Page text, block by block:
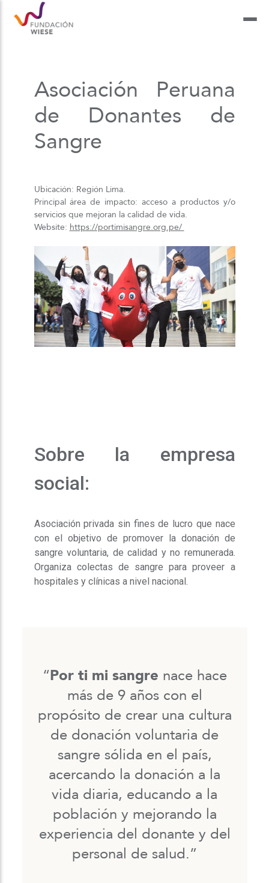
Asociación Peruana
de Donantes de
Sangre
Ubicación: Región Lima.
Principal área de impacto: acceso a productos y/o
servicios que mejoran la calidad de vida.
Website: https://portimisangre.org.pe/
Sobre la empresa
social:
Asociación privada sin fines de lucro que nace
con el objetivo de promover la donación de
sangre voluntaria, de calidad y no remunerada.
Organiza colectas de sangre para proveer a
hospitales y clínicas a nivel nacional.
“Por ti mi sangre nace hace
más de 9 años con el
propósito de crear una cultura
de donación voluntaria de
sangre sólida en el país,
acercando la donación a la
vida diaria, educando a la
población y mejorando la
experiencia del donante y del
personal de salud.”